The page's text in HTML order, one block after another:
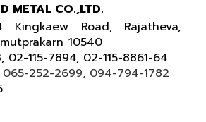
METAL CO.,LTD.
Road, Rajatheva,
10540
02-115-7894, 02-115-8861-64
252-2699, 094-794-1782